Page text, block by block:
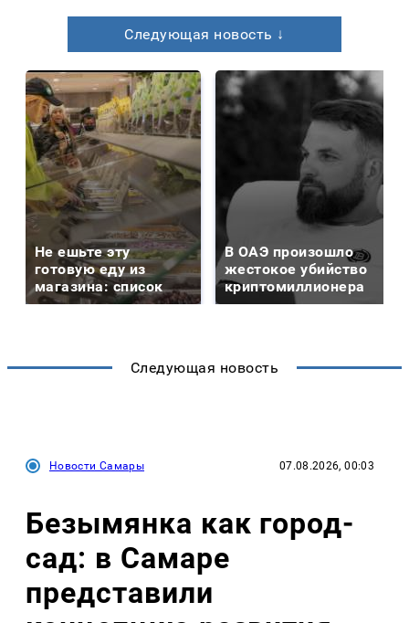
Следующая новость ↓
Не ешьте эту
готовую еду из
магазина: список
В ОАЭ произошло
жестокое убийство
криптомиллионера
Следующая новость
Новости Самары 07.08.2026, 00:03
Безымянка как город-
сад: в Самаре
представили